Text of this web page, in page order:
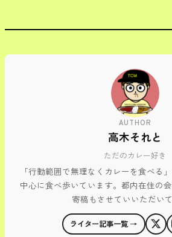
AUTHOR
高木それと
ただのカレー好き
「行動範囲で無理なくカレーを食べる
中心に食べ歩いています。都内在住の
寄稿もさせていいただいて
ライター記事一覧 →